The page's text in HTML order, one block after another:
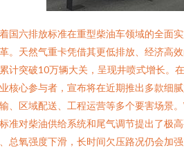
国六排放标准在重型柴油车领域的全面
。天然气重卡凭借其更低排放、经济高
计突破10万辆大关，呈现井喷式增长。
核心参与者，宣布将在近期推出多款细
、区域配送、工程运营等多个要害场景
准对柴油供给系统和尾气调节提出了极
总氧强度下滑，长时间欠压路况仍会加